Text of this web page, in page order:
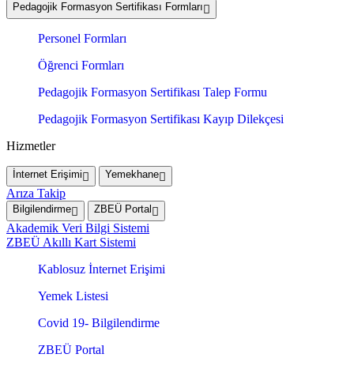
Pedagojik Formasyon Sertifikası Formları
Personel Formları
Öğrenci Formları
Pedagojik Formasyon Sertifikası Talep Formu
Pedagojik Formasyon Sertifikası Kayıp Dilekçesi
Hizmetler
İnternet Erişimi Yemekhane
Arıza Takip
Bilgilendirme ZBEÜ Portal
Akademik Veri Bilgi Sistemi
ZBEÜ Akıllı Kart Sistemi
Kablosuz İnternet Erişimi
Yemek Listesi
Covid 19- Bilgilendirme
ZBEÜ Portal